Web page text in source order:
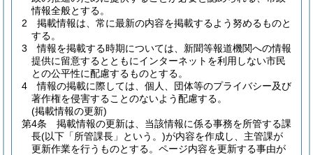
情報全般とする。
2
掲載情報は、常に最新の内容を掲載するよう努めるものと
する。
3
情報を掲載する時期については、新聞等報道機関への情報
提供に留意するとともにインターネットを利用しない市民
との公平性に配慮するものとする。
4
情報の掲載に際しては、個人、団体等のプライバシー及び
著作権を侵害することのないよう配慮する。
(掲載情報の更新)
第4条
掲載情報の更新は、当該情報に係る事務を所管する課
長(以下「所管課長」という。)が内容を作成し、主管課が
更新作業を行うものとする。 ページ内容を更新する事由が